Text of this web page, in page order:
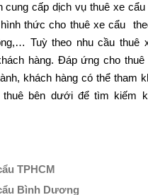
cung cấp dịch vụ thuê xe
thức cho thuê xe cẩu
Tuỳ theo nhu cầu thuê
hàng. Đáp ứng cho
khách hàng có thể tham
bên dưới để tìm kiếm
TPHCM
Bình Dương